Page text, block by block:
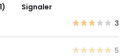
Signaler
3
5